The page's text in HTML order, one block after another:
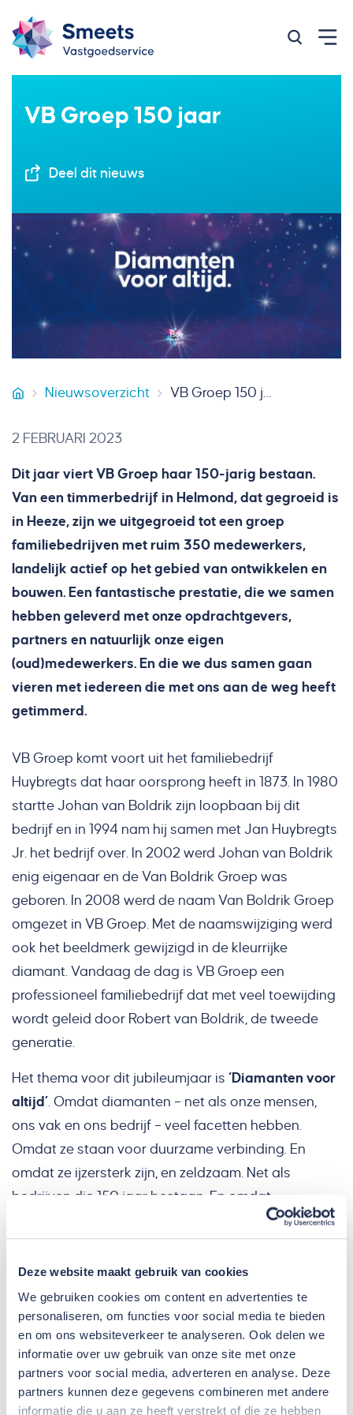
Deze website maakt gebruik van cookies
We gebruiken cookies om content en advertenties te
personaliseren, om functies voor social media te bieden
en om ons websiteverkeer te analyseren. Ook delen we
informatie over uw gebruik van onze site met onze
partners voor social media, adverteren en analyse. Deze
partners kunnen deze gegevens combineren met andere
informatie die u aan ze heeft verstrekt of die ze hebben
Zoeken
VB Groep 150 jaar
Deel dit nieuws
Smeets Vastgoedservice
Nieuwsoverzicht VB Groep 150 jaar
2 FEBRUARI 2023
Dit jaar viert VB Groep haar 150-jarig bestaan.
Van een timmerbedrijf in Helmond, dat gegroeid is
in Heeze, zijn we uitgegroeid tot een groep
familiebedrijven met ruim 350 medewerkers,
landelijk actief op het gebied van ontwikkelen en
bouwen. Een fantastische prestatie, die we samen
hebben geleverd met onze opdrachtgevers,
partners en natuurlijk onze eigen
(oud)medewerkers. En die we dus samen gaan
vieren met iedereen die met ons aan de weg heeft
getimmerd.
VB Groep komt voort uit het familiebedrijf
Huybregts dat haar oorsprong heeft in 1873. In 1980
startte Johan van Boldrik zijn loopbaan bij dit
bedrijf en in 1994 nam hij samen met Jan Huybregts
Jr. het bedrijf over. In 2002 werd Johan van Boldrik
enig eigenaar en de Van Boldrik Groep was
geboren. In 2008 werd de naam Van Boldrik Groep
omgezet in VB Groep. Met de naamswijziging werd
ook het beeldmerk gewijzigd in de kleurrijke
diamant. Vandaag de dag is VB Groep een
professioneel familiebedrijf dat met veel toewijding
wordt geleid door Robert van Boldrik, de tweede
generatie.
Het thema voor dit jubileumjaar is ‘Diamanten voor
altijd’. Omdat diamanten – net als onze mensen,
ons vak en ons bedrijf – veel facetten hebben.
Omdat ze staan voor duurzame verbinding. En
omdat ze ijzersterk zijn, en zeldzaam. Net als
bedrijven die 150 jaar bestaan. En omdat
diamanten net zo waardevol zijn en we ze net zo
graag zien schitteren als onze mensen,
opdrachtgevers en partners.